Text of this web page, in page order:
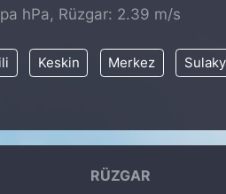
hPa, Rüzgar: 2.39 m/s
Keskin Merkez
RÜZGAR